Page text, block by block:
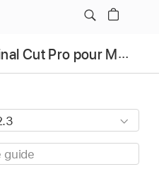
Guide d’utilisation de Final Cut Pro pour Mac